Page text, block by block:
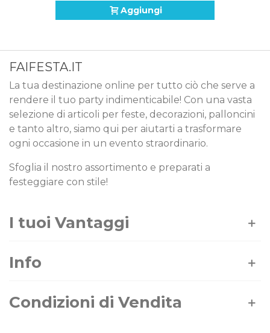
Aggiungi
FAIFESTA.IT
La tua destinazione online per tutto ciò che serve a
rendere il tuo party indimenticabile! Con una vasta
selezione di articoli per feste, decorazioni, palloncini
e tanto altro, siamo qui per aiutarti a trasformare
ogni occasione in un evento straordinario.
Sfoglia il nostro assortimento e preparati a
festeggiare con stile!
I tuoi Vantaggi
Info
Condizioni di Vendita